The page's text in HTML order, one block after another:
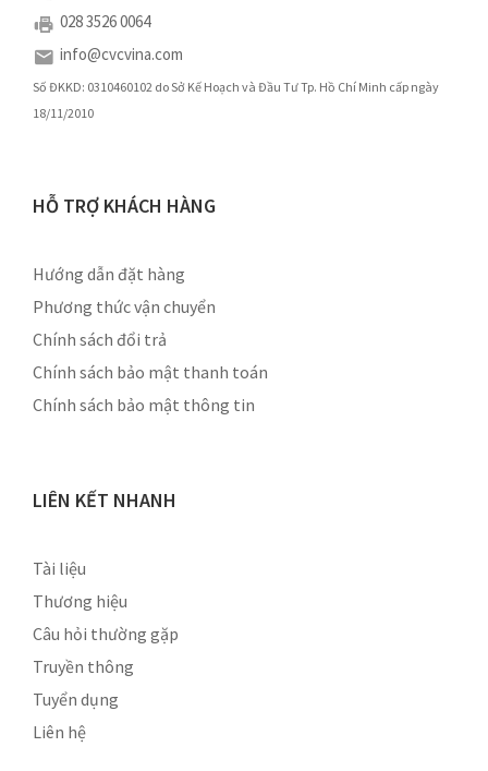
028 3526 0064
info@cvcvina.com
Số ĐKKD: 0310460102 do Sở Kế Hoạch và Đầu Tư Tp. Hồ Chí Minh cấp ngày
18/11/2010
HỖ TRỢ KHÁCH HÀNG
Hướng dẫn đặt hàng
Phương thức vận chuyển
Chính sách đổi trả
Chính sách bảo mật thanh toán
Chính sách bảo mật thông tin
LIÊN KẾT NHANH
Tài liệu
Thương hiệu
Câu hỏi thường gặp
Truyền thông
Tuyển dụng
Liên hệ